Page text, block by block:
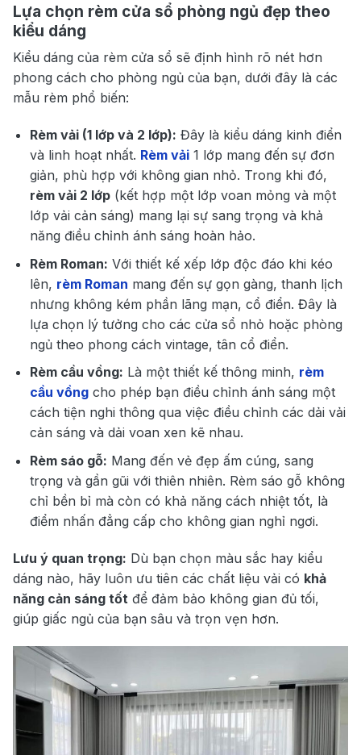
Lựa chọn rèm cửa sổ phòng ngủ đẹp theo
kiểu dáng
Kiểu dáng của rèm cửa sổ sẽ định hình rõ nét hơn
phong cách cho phòng ngủ của bạn, dưới đây là các
mẫu rèm phổ biến:
Rèm vải (1 lớp và 2 lớp): Đây là kiểu dáng kinh điển
và linh hoạt nhất. Rèm vải1 lớp mang đến sự đơn
giản, phù hợp với không gian nhỏ. Trong khi đó,
rèm vải 2 lớp(kết hợp một lớp voan mỏng và một
lớp vải cản sáng) mang lại sự sang trọng và khả
năng điều chỉnh ánh sáng hoàn hảo.
Rèm Roman: Với thiết kế xếp lớp độc đáo khi kéo
lên, rèm Roman mang đến sự gọn gàng, thanh lịch
nhưng không kém phần lãng mạn, cổ điển. Đây là
lựa chọn lý tưởng cho các cửa sổ nhỏ hoặc phòng
ngủ theo phong cách vintage, tân cổ điển.
Rèm cầu vồng: Là một thiết kế thông minh, rèm
cầu vồngcho phép bạn điều chỉnh ánh sáng một
cách tiện nghi thông qua việc điều chỉnh các dải vải
cản sáng và dải voan xen kẽ nhau.
Rèm sáo gỗ: Mang đến vẻ đẹp ấm cúng, sang
trọng và gần gũi với thiên nhiên. Rèm sáo gỗ không
chỉ bền bỉ mà còn có khả năng cách nhiệt tốt, là
điểm nhấn đẳng cấp cho không gian nghỉ ngơi.
Lưu ý quan trọng: Dù bạn chọn màu sắc hay kiểu
dáng nào, hãy luôn ưu tiên các chất liệu vải có khả
năng cản sáng tốt để đảm bảo không gian đủ tối,
giúp giấc ngủ của bạn sâu và trọn vẹn hơn.